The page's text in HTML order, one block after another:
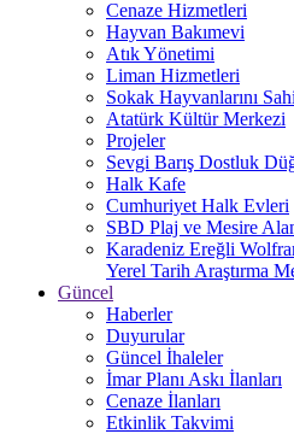
Cenaze Hizmetleri
Hayvan Bakımevi
Atık Yönetimi
Liman Hizmetleri
Sokak Hayvanlarını
Atatürk Kültür Merkezi
Projeler
Sevgi Barış Dostluk
Halk Kafe
Cumhuriyet Halk Evleri
SBD Plaj ve Mesire
Karadeniz Ereğli
Yerel Tarih Araştırma
Güncel
Haberler
Duyurular
Güncel İhaleler
İmar Planı Askı İlanları
Cenaze İlanları
Etkinlik Takvimi